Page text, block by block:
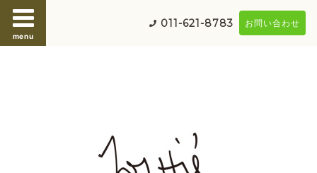
menu
011-621-8783 お問い合わせ